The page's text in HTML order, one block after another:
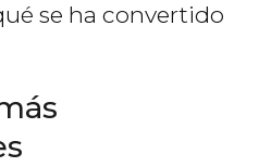
se ha convertido